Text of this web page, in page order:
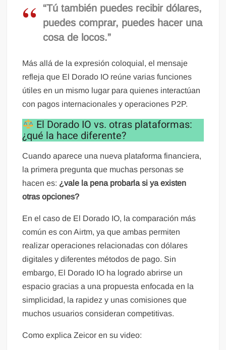
“Tú también puedes recibir dólares,
puedes comprar, puedes hacer una
cosa de locos.”
Más allá de la expresión coloquial, el mensaje
refleja que El Dorado IO reúne varias funciones
útiles en un mismo lugar para quienes interactúan
con pagos internacionales y operaciones P2P.
El Dorado IO vs. otras plataformas:
¿qué la hace diferente?
Cuando aparece una nueva plataforma financiera,
la primera pregunta que muchas personas se
hacen es: ¿vale la pena probarla si ya existen
otras opciones?
En el caso de El Dorado IO, la comparación más
común es con Airtm, ya que ambas permiten
realizar operaciones relacionadas con dólares
digitales y diferentes métodos de pago. Sin
embargo, El Dorado IO ha logrado abrirse un
espacio gracias a una propuesta enfocada en la
simplicidad, la rapidez y unas comisiones que
muchos usuarios consideran competitivas.
Como explica Zeicor en su video: